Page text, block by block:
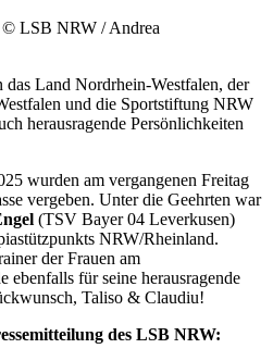
LSB NRW / Andrea
Land Nordrhein-Westfalen, der
und die Sportstiftung NRW
herausragende Persönlichkeiten
wurden am vergangenen Freitag
vergeben. Unter die Geehrten war
(TSV Bayer 04 Leverkusen)
NRW/Rheinland.
der Frauen am
für seine herausragende
Taliso & Claudiu!
des LSB NRW: